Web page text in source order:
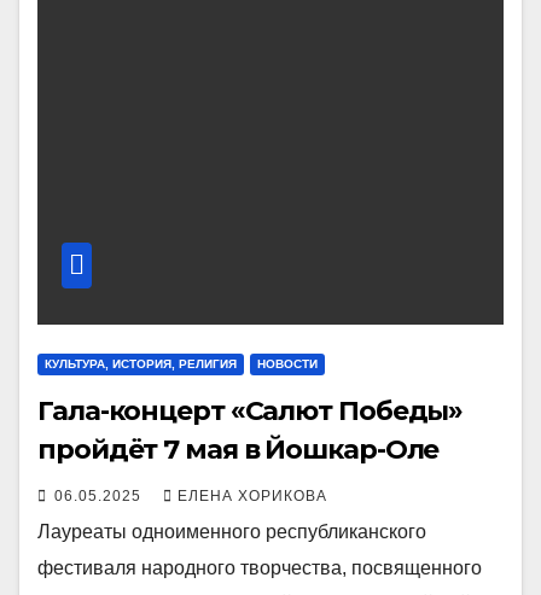
КУЛЬТУРА, ИСТОРИЯ, РЕЛИГИЯ НОВОСТИ
Гала-концерт «Салют Победы»
пройдёт 7 мая в Йошкар-Оле
06.05.2025 ЕЛЕНА ХОРИКОВА
Лауреаты одноименного республиканского
фестиваля народного творчества, посвященного